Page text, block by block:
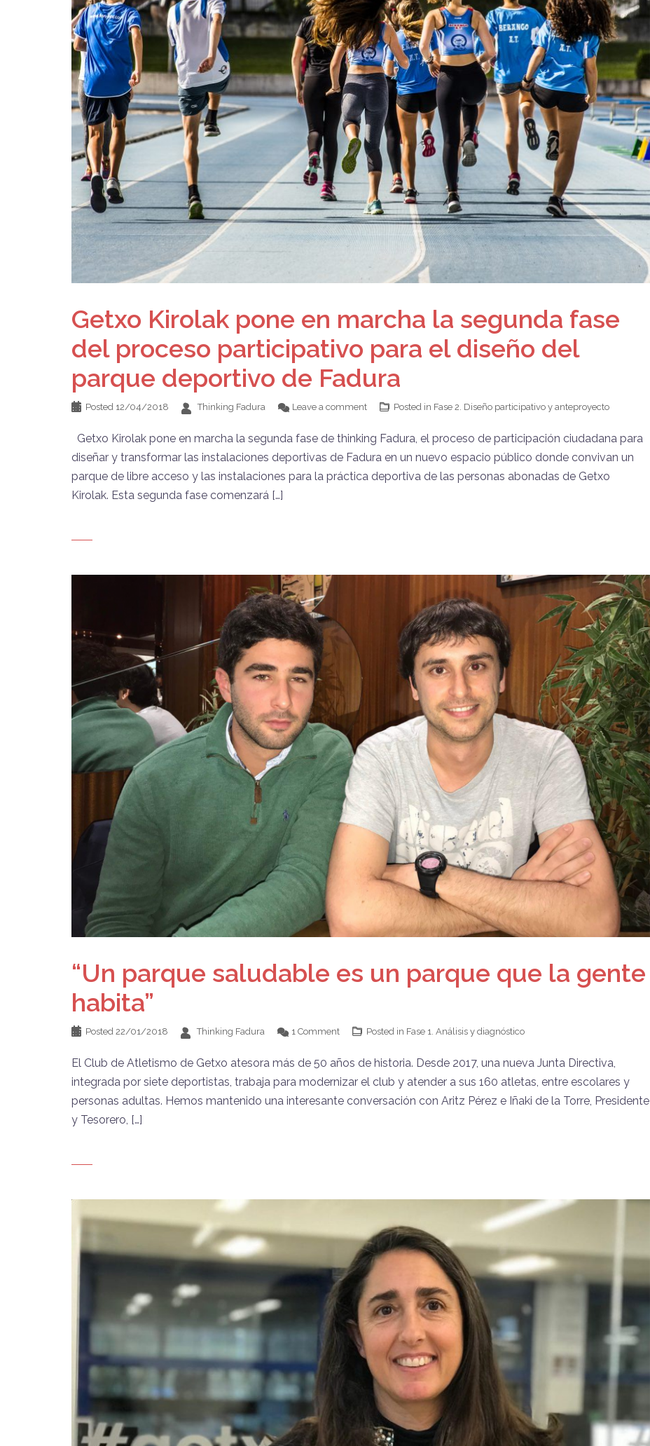
Getxo Kirolak pone en marcha la segunda fase
del proceso participativo para el diseño del
parque deportivo de Fadura
Posted 12/04/2018 Thinking Fadura Leave a comment Posted in Fase 2. Diseño participativo y anteproyecto
Getxo Kirolak pone en marcha la segunda fase de thinking Fadura, el proceso de participación ciudadana para
diseñar y transformar las instalaciones deportivas de Fadura en un nuevo espacio público donde convivan un
parque de libre acceso y las instalaciones para la práctica deportiva de las personas abonadas de Getxo
Kirolak. Esta segunda fase comenzará […]
“Un parque saludable es un parque que la gente
habita”
Posted 22/01/2018 Thinking Fadura 1 Comment Posted in Fase 1. Análisis y diagnóstico
El Club de Atletismo de Getxo atesora más de 50 años de historia. Desde 2017, una nueva Junta Directiva,
integrada por siete deportistas, trabaja para modernizar el club y atender a sus 160 atletas, entre escolares y
personas adultas. Hemos mantenido una interesante conversación con Aritz Pérez e Iñaki de la Torre, Presidente
y Tesorero, […]